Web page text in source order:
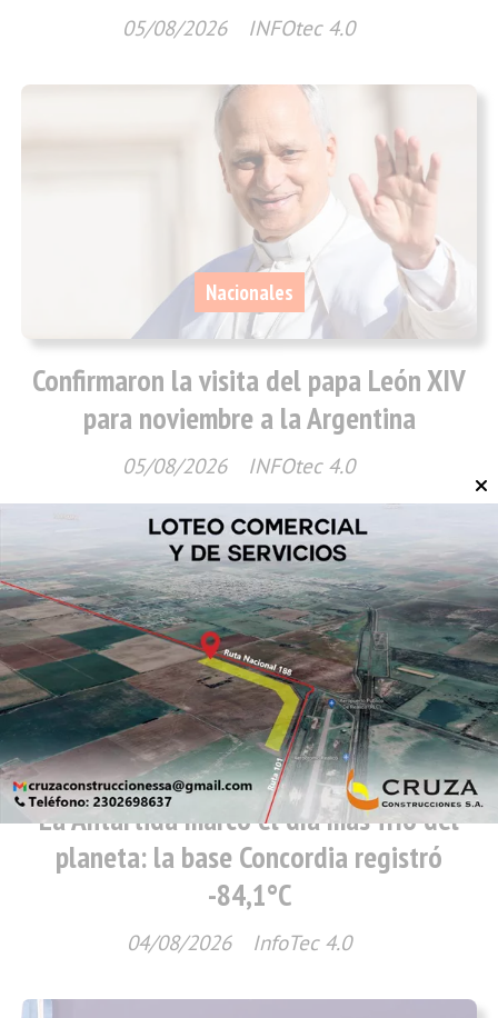
INFOtec 4.0
05/08/2026
Confirmaron la visita del papa León XIV
para noviembre a la Argentina
INFOtec 4.0
Nacionales
05/08/2026
La Antártida marcó el día más frío del
planeta: la base Concordia registró
-84,1°C
InfoTec 4.0
Nacionales
04/08/2026